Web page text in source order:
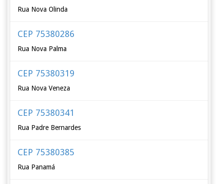
Rua Nova Olinda
CEP 75380286
Rua Nova Palma
CEP 75380319
Rua Nova Veneza
CEP 75380341
Rua Padre Bernardes
CEP 75380385
Rua Panamá